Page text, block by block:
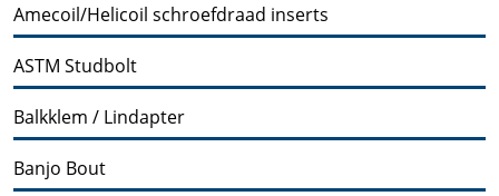
Amecoil/Helicoil schroefdraad inserts
ASTM Studbolt
Balkklem / Lindapter
Banjo Bout